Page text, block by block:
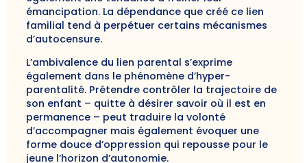
émancipation. La dépendance que créé ce lien
familial tend à perpétuer certains mécanismes
d’autocensure.
L’ambivalence du lien parental s’exprime
également dans le phénomène d’hyper-
parentalité. Prétendre contrôler la trajectoire de
son enfant – quitte à désirer savoir où il est en
permanence – peut traduire la volonté
d’accompagner mais également évoquer une
forme douce d’oppression qui repousse pour le
jeune l’horizon d’autonomie.